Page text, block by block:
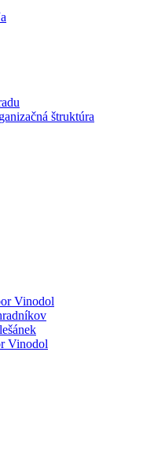
štruktúra
Vinodol
Vinodol